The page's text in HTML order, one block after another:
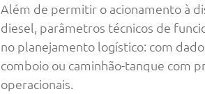
Além de permitir o acionamento à
diesel, parâmetros técnicos de
no planejamento logístico: com
comboio ou caminhão-tanque com
operacionais.